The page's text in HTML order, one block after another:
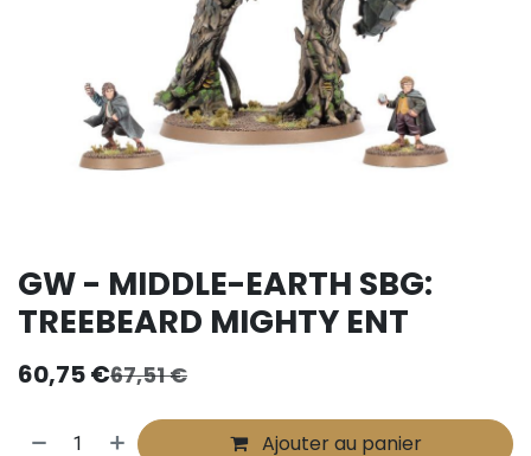
GW - MIDDLE-EARTH SBG:
TREEBEARD MIGHTY ENT
60,75€67,51€
Ajouter au panier